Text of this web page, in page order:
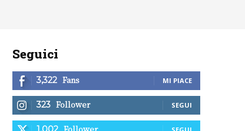
Seguici
3,322 Fans MI PIACE
323 Follower SEGUI
Follower